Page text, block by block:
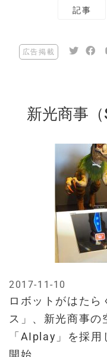
記事
広告掲載
新光商事（
ロボットがはたら
ス」、新光商事の
「AIplay」を採
開始
2017-11-10